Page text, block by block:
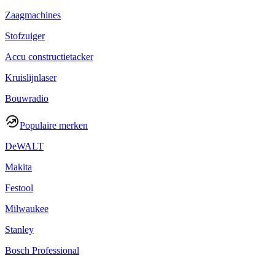
Zaagmachines
Stofzuiger
Accu constructietacker
Kruislijnlaser
Bouwradio
Populaire merken
DeWALT
Makita
Festool
Milwaukee
Stanley
Bosch Professional